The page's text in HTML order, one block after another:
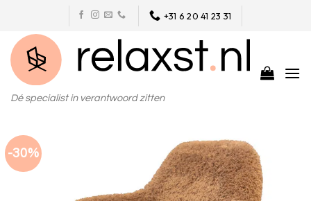
content
+31 6 20 41 23 31
Dé specialist in verantwoord zitten
-30%